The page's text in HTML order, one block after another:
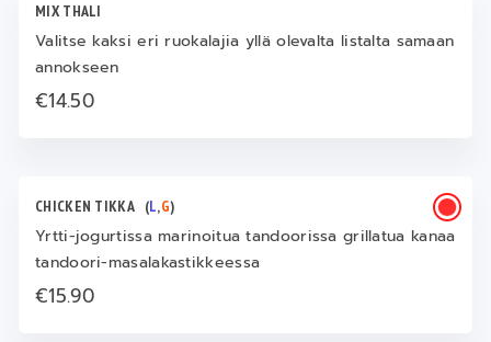
MIX THALI
Valitse kaksi eri ruokalajia yllä olevalta listalta samaan
annokseen
€14.50
CHICKEN TIKKA (L,G)
Yrtti-jogurtissa marinoitua tandoorissa grillatua kanaa
tandoori-masalakastikkeessa
€15.90